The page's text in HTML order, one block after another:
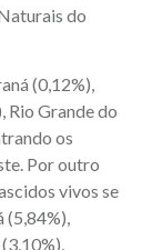
do
(0,12%),
Rio Grande do
os
Por outro
vivos se
(5,84%),